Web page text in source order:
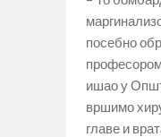
посебно
ишао у
вршимо
главе и